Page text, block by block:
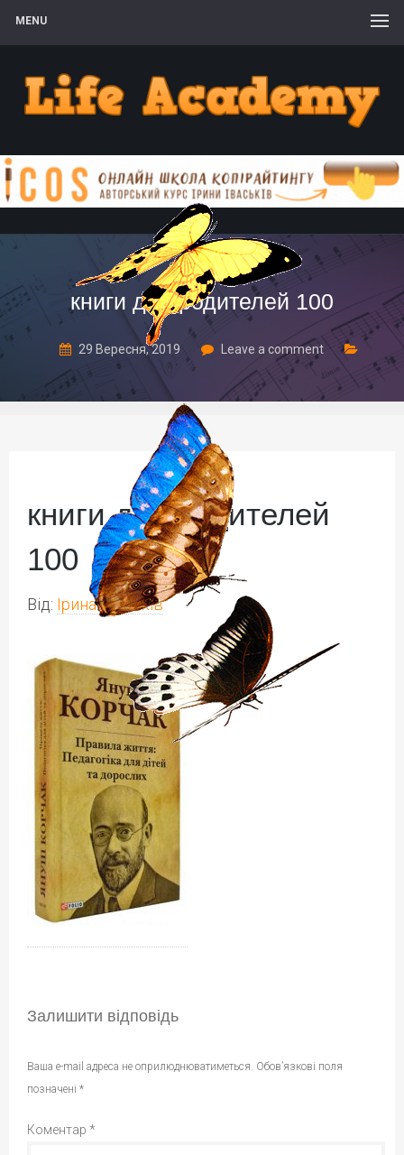
MENU
книги для родителей 100
29 Вересня, 2019 Leave a comment
книги для родителей
100
Від: Ірина Іваськів
Залишити відповідь
Ваша e-mail адреса не оприлюднюватиметься. Обов’язкові поля
позначені *
Коментар *